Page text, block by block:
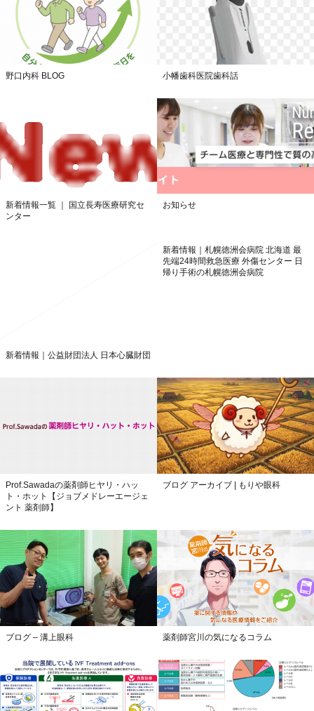
野口内科 BLOG 小幡歯科医院歯科話
新着情報一覧 ｜ 国立長寿医療研究セ
ンター
お知らせ
新着情報｜公益財団法人 日本心臓財団
新着情報｜札幌徳洲会病院 北海道 最
先端24時間救急医療 外傷センター 日
帰り手術の札幌徳洲会病院
Prof.Sawadaの薬剤師ヒヤリ・ハッ
ト・ホット【ジョブメドレーエージェ
ント 薬剤師】
ブログ アーカイブ | もりや眼科
ブログ – 溝上眼科 薬剤師宮川の気になるコラム